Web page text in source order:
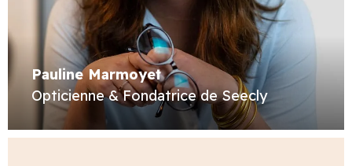
Pauline Marmoyet
Opticienne & Fondatrice de Seecly